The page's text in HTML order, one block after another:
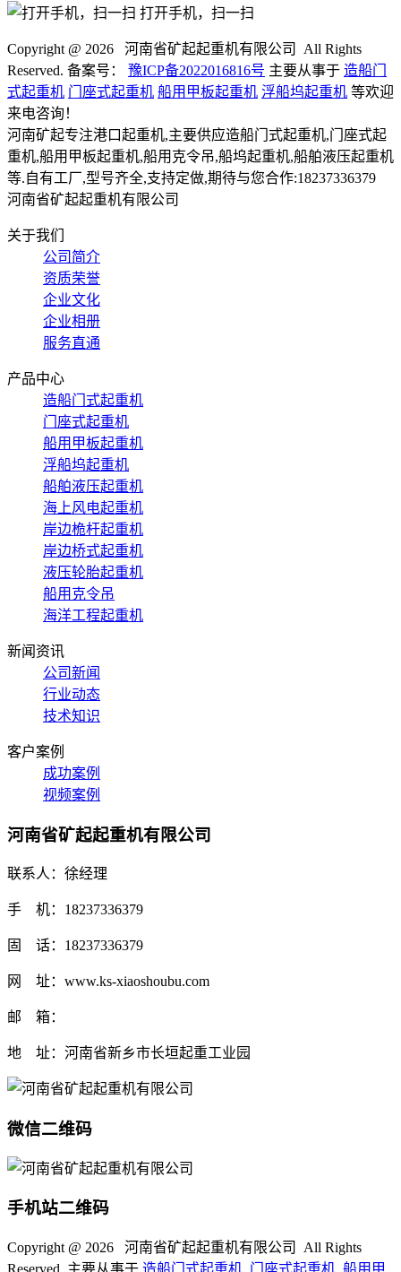
打开手机，扫一扫
Copyright @ 2026 河南省矿起起重机有限公司 All Rights
Reserved. 备案号： 豫ICP备2022016816号 主要从事于 造船门
式起重机 门座式起重机 船用甲板起重机 浮船坞起重机 等欢迎
来电咨询！
河南矿起专注港口起重机,主要供应造船门式起重机,门座式起
重机,船用甲板起重机,船用克令吊,船坞起重机,船舶液压起重机
等.自有工厂,型号齐全,支持定做,期待与您合作:18237336379
河南省矿起起重机有限公司
关于我们
公司简介
资质荣誉
企业文化
企业相册
服务直通
产品中心
造船门式起重机
门座式起重机
船用甲板起重机
浮船坞起重机
船舶液压起重机
海上风电起重机
岸边桅杆起重机
岸边桥式起重机
液压轮胎起重机
船用克令吊
海洋工程起重机
新闻资讯
公司新闻
行业动态
技术知识
客户案例
成功案例
视频案例
河南省矿起起重机有限公司
联系人：徐经理
手 机：18237336379
固 话：18237336379
网 址：www.ks-xiaoshoubu.com
邮 箱：
地 址：河南省新乡市长垣起重工业园
微信二维码
手机站二维码
Copyright @ 2026 河南省矿起起重机有限公司 All Rights
Reserved. 主要从事于 造船门式起重机 门座式起重机 船用甲